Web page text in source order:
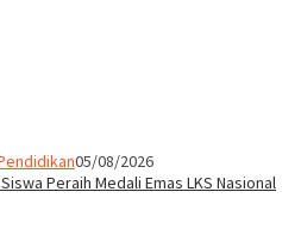
05/08/2026
Peraih Medali Emas LKS Nasional